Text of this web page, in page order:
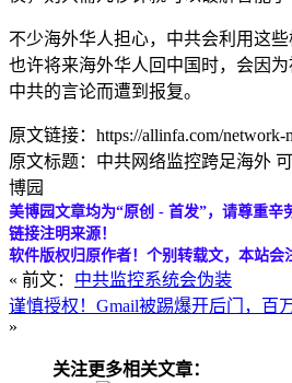
不少海外华人担心，中共会利用这些
也许将来海外华人回中国时，会因
中共的言论而遭到报复。
原文链接：https://allinfa.com/network-
原文标题：中共网络监控跨足海外
博园
美博园文章均为“原创 - 首发”，请尊重辛
链接注明来源！
软件版权归原作者！个别转载文，本站会
« 前文： 中共监控系统会伪装
谨慎授权！Gmail被踢爆开后门，百
»
关注更多相关文章：